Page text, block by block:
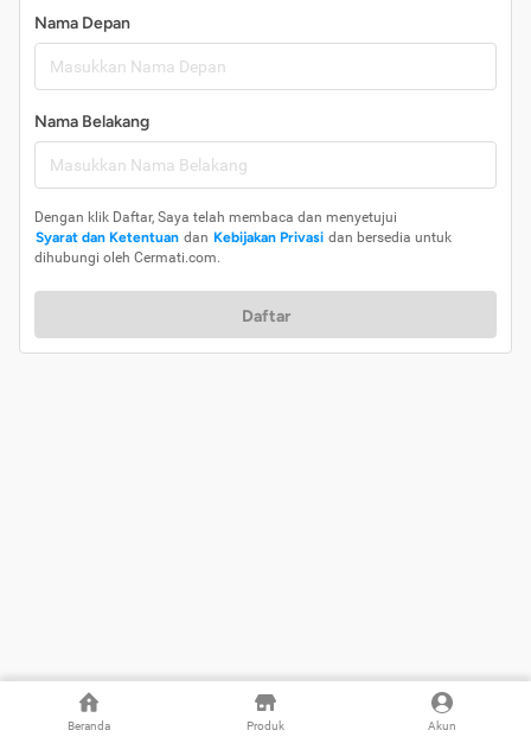
Beranda Produk Akun
Nama Depan
Nama Belakang
Dengan klik Daftar, Saya telah membaca dan menyetujui
Syarat dan Ketentuan dan Kebijakan Privasi dan bersedia untuk
dihubungi oleh Cermati.com.
Daftar